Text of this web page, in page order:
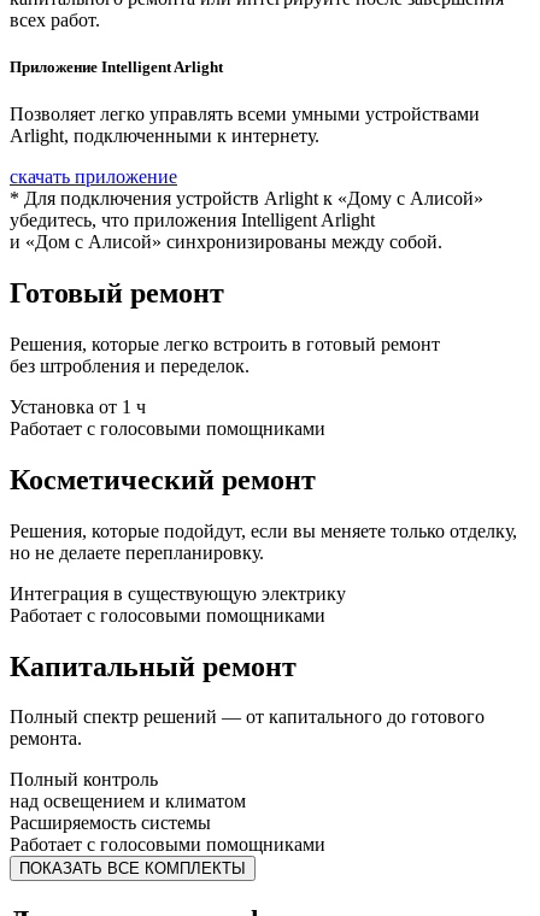
всех работ.
Приложение Intelligent Arlight
Позволяет легко управлять всеми умными устройствами
Arlight, подключенными к интернету.
скачать приложение
* Для подключения устройств Arlight к «Дому с Алисой»
убедитесь, что приложения Intelligent Arlight
и «Дом с Алисой» синхронизированы между собой.
Готовый ремонт
Решения, которые легко встроить в готовый ремонт
без штробления и переделок.
Установка от 1 ч
Работает с голосовыми помощниками
Косметический ремонт
Решения, которые подойдут, если вы меняете только отделку,
но не делаете перепланировку.
Интеграция в существующую электрику
Работает с голосовыми помощниками
Капитальный ремонт
Полный спектр решений — от капитального до готового
ремонта.
Полный контроль
над освещением и климатом
Расширяемость системы
Работает с голосовыми помощниками
ПОКАЗАТЬ ВСЕ КОМПЛЕКТЫ